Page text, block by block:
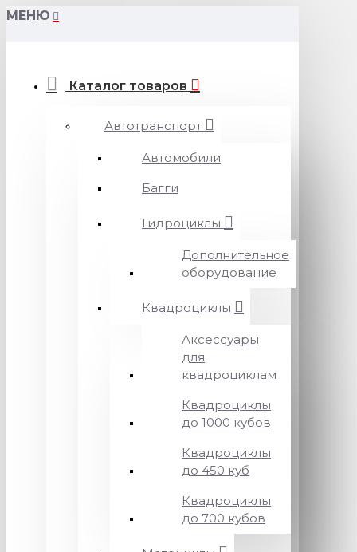
МЕНЮ
Каталог товаров
Автотранспорт
Автомобили
Багги
Гидроциклы
Дополнительное
оборудование
Квадроциклы
Аксессуары
для
квадроциклам
Квадроциклы
до 1000 кубов
Квадроциклы
до 450 куб
Квадроциклы
до 700 кубов